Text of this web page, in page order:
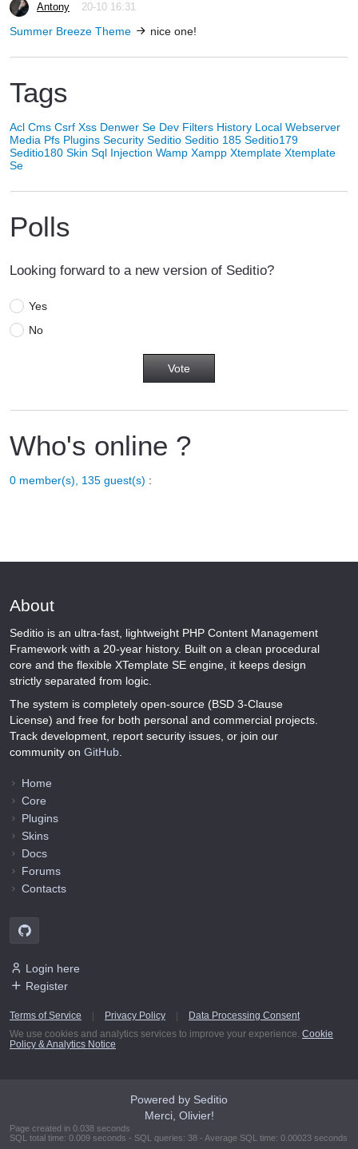
Antony 20-10 16:31
Summer Breeze Theme nice one!
Tags
Acl Cms Csrf Xss Denwer Se Dev Filters History Local Webserver
Media Pfs Plugins Security Seditio Seditio 185 Seditio179
Seditio180 Skin Sql Injection Wamp Xampp Xtemplate Xtemplate
Se
Polls
Looking forward to a new version of Seditio?
Yes
No
Who's online ?
0 member(s), 135 guest(s) :
About
Seditio is an ultra-fast, lightweight PHP Content Management
Framework with a 20-year history. Built on a clean procedural
core and the flexible XTemplate SE engine, it keeps design
strictly separated from logic.
The system is completely open-source (BSD 3-Clause
License) and free for both personal and commercial projects.
Track development, report security issues, or join our
community on GitHub
Home
Core
Plugins
Skins
Docs
Forums
Contacts
Login here
Register
Terms of Service Privacy Policy
Data Processing Consent
We use cookies and analytics services to improve your experience. Cookie
Policy & Analytics Notice
Powered by Seditio
Merci, Olivier!
Page created in 0.038 seconds
SQL total time: 0.009 seconds - SQL queries: 38 - Average SQL time: 0.00023 seconds